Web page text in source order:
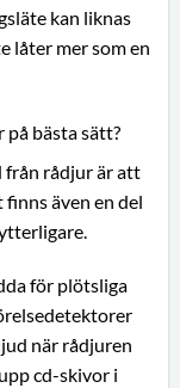
kan liknas
låter mer som en
bästa sätt?
från rådjur är att
även en del
för plötsliga
när rådjuren
cd-skivor i